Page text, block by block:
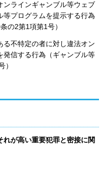
ンラインギャンブル等ウェブ
プログラムを提示する行為
の2第1項第1号）
不特定の者に対し違法オン
発信する行為（ギャンブル等
）
が高い重要犯罪と密接に関